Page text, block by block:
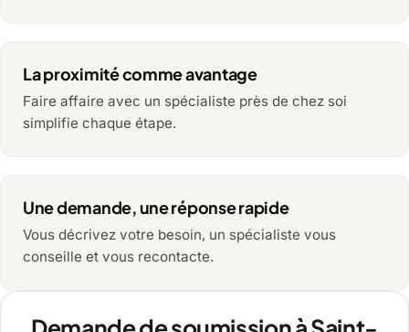
La proximité comme avantage
Faire affaire avec un spécialiste près de chez soi
simplifie chaque étape.
Une demande, une réponse rapide
Vous décrivez votre besoin, un spécialiste vous
conseille et vous recontacte.